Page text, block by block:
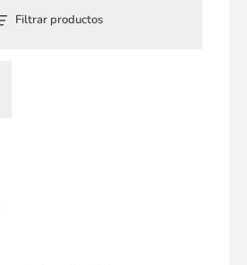
Filtrar productos